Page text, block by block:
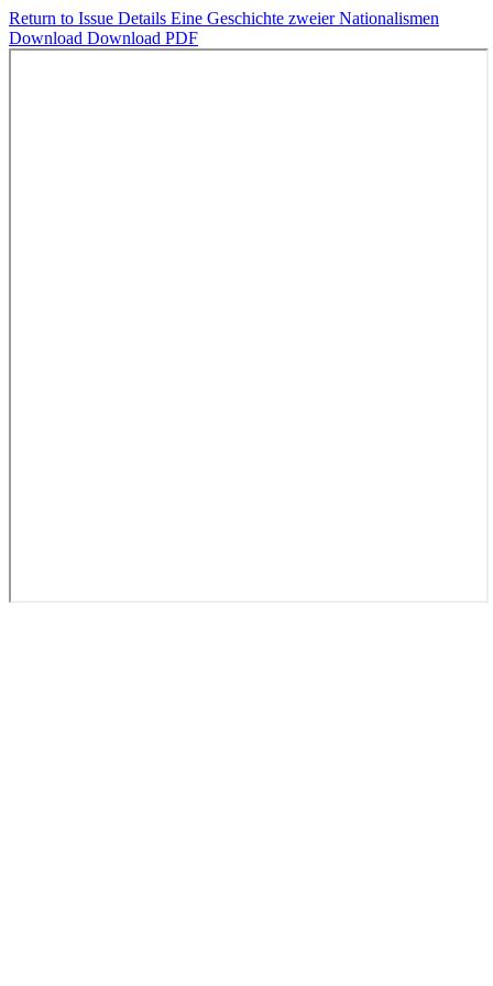
Return to Issue Details Eine Geschichte zweier Nationalismen
Download Download PDF